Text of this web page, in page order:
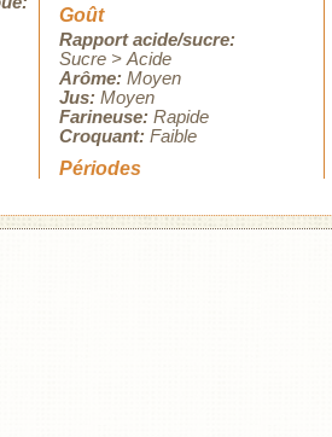
Goût
Rapport acide/sucre:
Sucre > Acide
Arôme: Moyen
Jus: Moyen
Farineuse: Rapide
Croquant: Faible
Périodes